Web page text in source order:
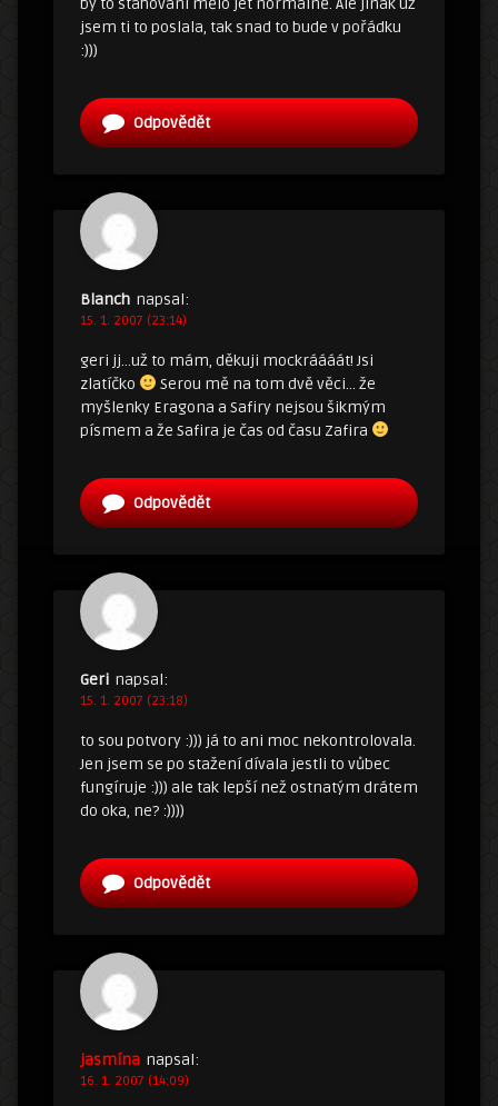
jsem ti to poslala, tak snad to bude v pořádku
:)))
Odpovědět
Blanch napsal:
15. 1. 2007 (23:14)
geri jj…už to mám, děkuji mockráááát! Jsi
zlatíčko
Serou mě na tom dvě věci… že
myšlenky Eragona a Safiry nejsou šikmým
písmem a že Safira je čas od času Zafira
Odpovědět
Geri napsal:
15. 1. 2007 (23:18)
to sou potvory :))) já to ani moc nekontrolovala.
Jen jsem se po stažení dívala jestli to vůbec
fungíruje :))) ale tak lepší než ostnatým drátem
do oka, ne? :))))
Odpovědět
jasmína napsal:
16. 1. 2007 (14:09)